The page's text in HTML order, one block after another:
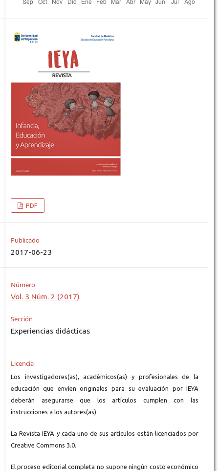
PDF
Publicado
2017-06-23
Número
Vol. 3 Núm. 2 (2017)
Sección
Experiencias didácticas
Licencia
Los investigadores(as), académicos(as) y profesionales de la
educación que envíen originales para su evaluación por IEYA
deberán asegurarse que los artículos cumplen con las
instrucciones a los autores(as).
La Revista IEYA y cada uno de sus artículos están licenciados por
Creative Commons 3.0.
El proceso editorial completa no supone ningún costo económico